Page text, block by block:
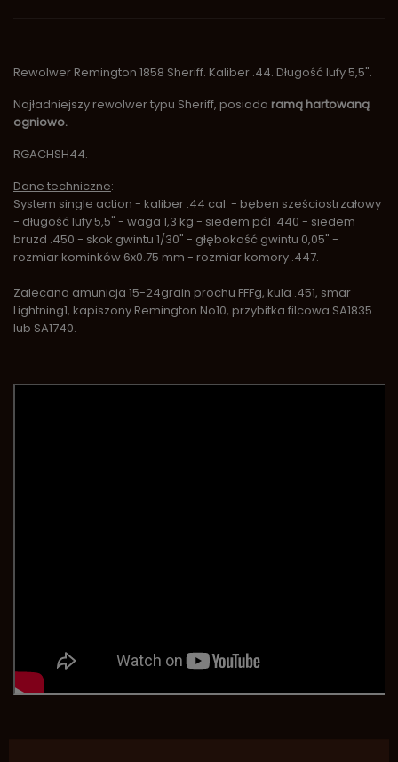
Rewolwer Remington 1858 Sheriff. Kaliber .44. Długość lufy 5,5".
Najładniejszy rewolwer typu Sheriff, posiada ramą hartowaną
ogniowo.
RGACHSH44.
Dane techniczne:
System single action - kaliber .44 cal. - bęben sześciostrzałowy
- długość lufy 5,5" - waga 1,3 kg - siedem pól .440 - siedem
bruzd .450 - skok gwintu 1/30" - głębokość gwintu 0,05" -
rozmiar kominków 6x0.75 mm - rozmiar komory .447.
Zalecana amunicja 15-24grain prochu FFFg, kula .451, smar
Lightning1, kapiszony Remington No10, przybitka filcowa SA1835
lub SA1740.